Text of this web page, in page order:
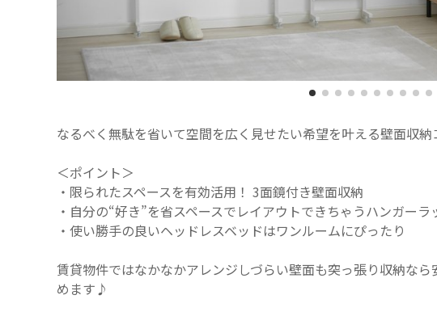
なるべく無駄を省いて空間を広く見せたい希望を叶える壁面収納
＜ポイント＞
・限られたスペースを有効活用！ 3面鏡付き壁面収納
・自分の“好き”を省スペースでレイアウトできちゃうハンガーラ
・使い勝手の良いヘッドレスベッドはワンルームにぴったり
賃貸物件ではなかなかアレンジしづらい壁面も突っ張り収納な
めます♪